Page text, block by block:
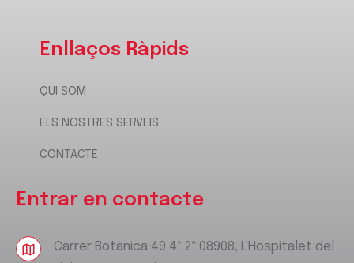
Enllaços Ràpids
QUI SOM
ELS NOSTRES SERVEIS
CONTACTE
Entrar en contacte
Carrer Botànica 49 4º 2ª 08908, L'Hospitalet del